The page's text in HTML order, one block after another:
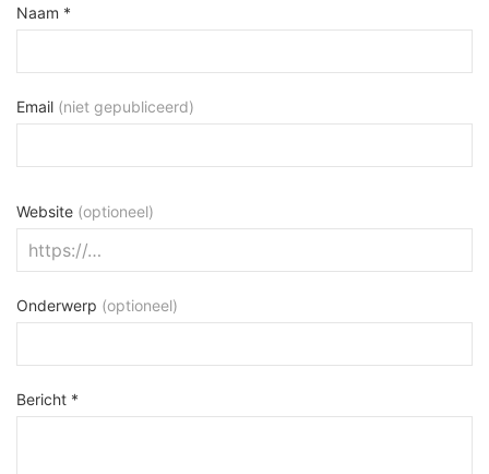
Naam *
Email (niet gepubliceerd)
Website (optioneel)
Onderwerp (optioneel)
Bericht *